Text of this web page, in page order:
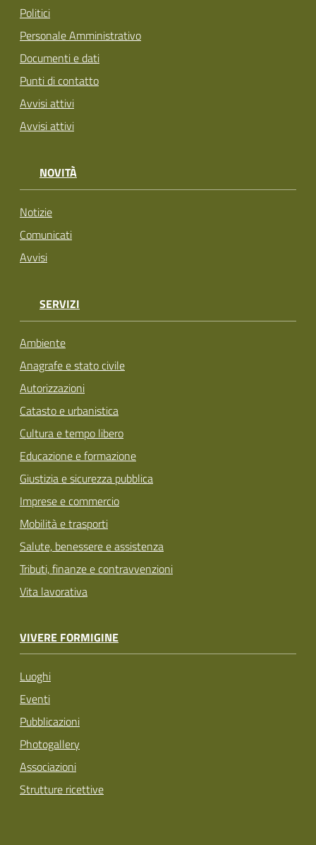
Politici
Personale Amministrativo
Documenti e dati
Punti di contatto
Avvisi attivi
Avvisi attivi
NOVITÀ
Notizie
Comunicati
Avvisi
SERVIZI
Ambiente
Anagrafe e stato civile
Autorizzazioni
Catasto e urbanistica
Cultura e tempo libero
Educazione e formazione
Giustizia e sicurezza pubblica
Imprese e commercio
Mobilità e trasporti
Salute, benessere e assistenza
Tributi, finanze e contravvenzioni
Vita lavorativa
VIVERE FORMIGINE
Luoghi
Eventi
Pubblicazioni
Photogallery
Associazioni
Strutture ricettive